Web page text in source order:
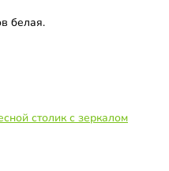
белая.
столик с зеркалом